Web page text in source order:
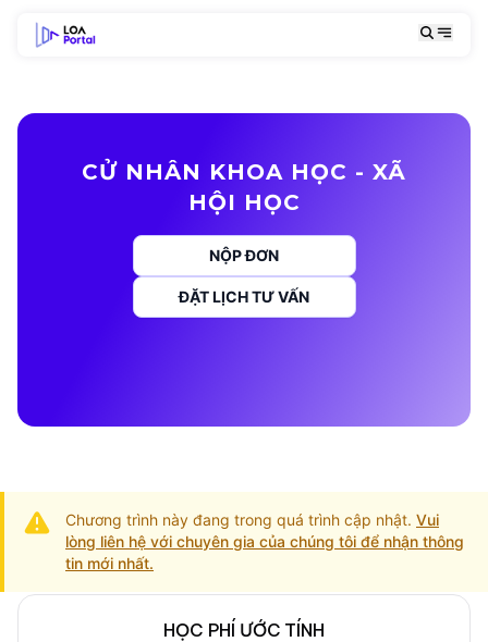
CỬ NHÂN KHOA HỌC - XÃ
HỘI HỌC
NỘP ĐƠN
ĐẶT LỊCH TƯ VẤN
Chương trình này đang trong quá trình cập nhật. Vui
lòng liên hệ với chuyên gia của chúng tôi để nhận thông
tin mới nhất.
HỌC PHÍ ƯỚC TÍNH